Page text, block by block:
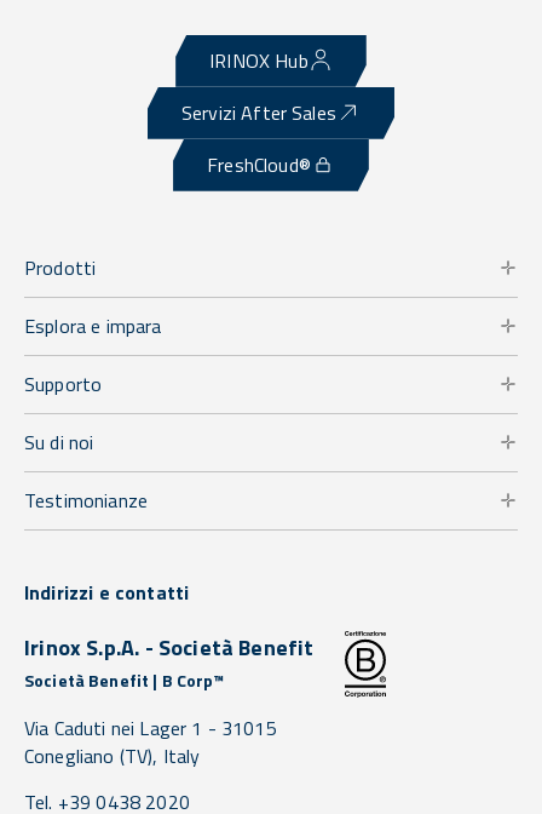
IRINOX Hub
Servizi After Sales
FreshCloud®
Prodotti
Esplora e impara
Supporto
Su di noi
Testimonianze
Indirizzi e contatti
Irinox S.p.A. - Società Benefit
Società Benefit | B Corp™
Via Caduti nei Lager 1 - 31015
Conegliano (TV), Italy
Tel. +39 0438 2020